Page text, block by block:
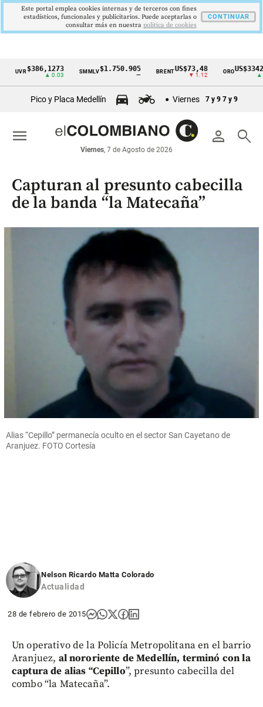
Cintillo
económicos
Colombia
$386,1273
▲ 0.03
SMMLV$1.750.905 BRENT US$73,48
▼ 1.12
ORO US$3342,60
Pico y Placa Medellín Viernes 7 y 9 7 y 9
person search
Viernes, 7 de Agosto de 2026
menu
Capturan al presunto cabecilla
de la banda “la Matecaña”
Alias “Cepillo” permanecía oculto en el sector San Cayetano de
Aranjuez. FOTO Cortesía
Nelson Ricardo Matta Colorado
Actualidad
28 de febrero de 2015
Un operativo de la Policía Metropolitana en el barrio
Aranjuez, al nororiente de Medellín, terminó con la
captura de alias “Cepillo”, presunto cabecilla del
combo “la Matecaña”.
Este portal emplea cookies internas y de terceros con fines
estadísticos, funcionales y publicitarios. Puede aceptarlas o
consultar más en nuestra politica de cookies
CONTINUAR